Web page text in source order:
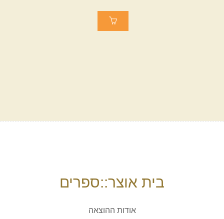
בית אוצר::ספרים
אודות ההוצאה